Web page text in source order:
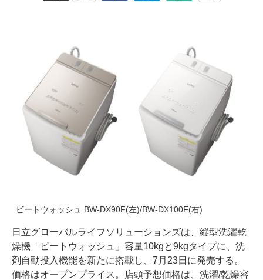
ビートウォッシュ BW-DX90F(左)/BW-DX100F(右)
日立グローバルライフソリューションズは、縦型洗濯乾
燥機「ビートウォッシュ」容量10kgと9kgタイプに、洗
剤自動投入機能を新たに搭載し、7月23日に発売する。
価格はオープンプライス。店頭予想価格は、洗濯/乾燥容